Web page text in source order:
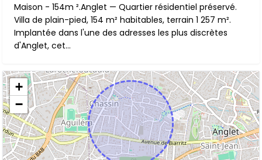
Maison - 154m ².Anglet — Quartier résidentiel préservé.
Villa de plain-pied, 154 m² habitables, terrain 1 257 m².
Implantée dans l'une des adresses les plus discrètes
d'Anglet, cet...
+
−